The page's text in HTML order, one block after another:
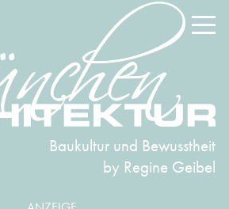
Baukultur und Bewusstheit
by Regine Geibel